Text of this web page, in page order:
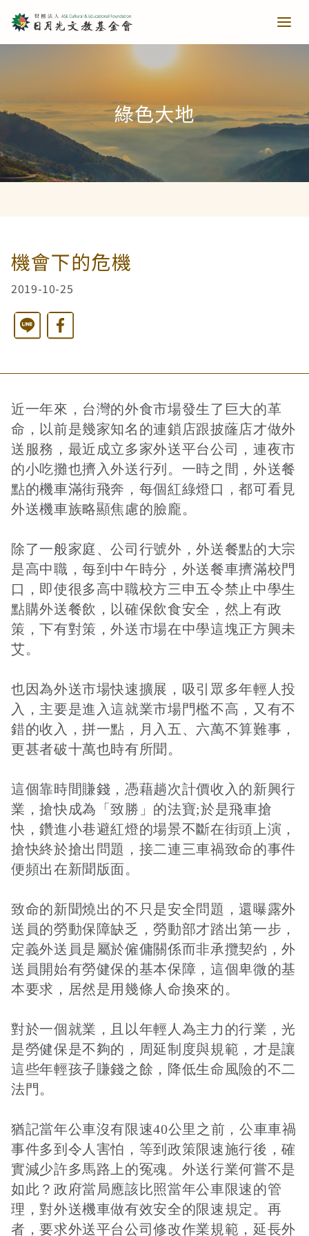
青少培育
助力培育
樂讀種書
教育推廣
當主播遇上古人第一季
全球華文學生文學獎-永續日月特別獎
藝文扎根
慈善同樂會
農田水利
港灣建設
火力電能
水力電能
公共給水
鐵道立體化
捷運
最新動態
關於我們
關於我們
捐助章程
成果年報
工作報告及財務報表
工作計畫及經費預算
誠信經營規範
文章搜尋
綠色大地
機會下的危機
2019-10-25
Line
近一年來，台灣的外食市場發生了巨大的革
命，以前是幾家知名的連鎖店跟披蕯店才做外
送服務，最近成立多家外送平台公司，連夜市
的小吃攤也擠入外送行列。一時之間，外送餐
點的機車滿街飛奔，每個紅綠燈口，都可看見
外送機車族略顯焦慮的臉龐。
除了一般家庭、公司行號外，外送餐點的大宗
是高中職，每到中午時分，外送餐車擠滿校門
口，即使很多高中職校方三申五令禁止中學生
點購外送餐飲，以確保飲食安全，然上有政
策，下有對策，外送市場在中學這塊正方興未
艾。
也因為外送市場快速擴展，吸引眾多年輕人投
入，主要是進入這就業市場門檻不高，又有不
錯的收入，拼一點，月入五、六萬不算難事，
更甚者破十萬也時有所聞。
這個靠時間賺錢，憑藉趟次計價收入的新興行
業，搶快成為「致勝」的法寶;於是飛車搶
快，鑽進小巷避紅燈的場景不斷在街頭上演，
搶快終於搶出問題，接二連三車禍致命的事件
便頻出在新聞版面。
致命的新聞燒出的不只是安全問題，還曝露外
送員的勞動保障缺乏，勞動部才踏出第一步，
定義外送員是屬於僱傭關係而非承攬契約，外
送員開始有勞健保的基本保障，這個卑微的基
本要求，居然是用幾條人命換來的。
對於一個就業，且以年輕人為主力的行業，光
是勞健保是不夠的，周延制度與規範，才是讓
這些年輕孩子賺錢之餘，降低生命風險的不二
法門。
猶記當年公車沒有限速40公里之前，公車車禍
事件多到令人害怕，等到政策限速施行後，確
實減少許多馬路上的冤魂。外送行業何嘗不是
如此？政府當局應該比照當年公車限速的管
理，對外送機車做有效安全的限速規定。再
者，要求外送平台公司修改作業規範，延長外